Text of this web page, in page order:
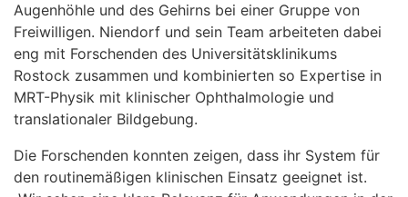
Augenhöhle und des Gehirns bei einer Gruppe von
Freiwilligen. Niendorf und sein Team arbeiteten dabei
eng mit Forschenden des Universitätsklinikums
Rostock zusammen und kombinierten so Expertise in
MRT-Physik mit klinischer Ophthalmologie und
translationaler Bildgebung.
Die Forschenden konnten zeigen, dass ihr System für
den routinemäßigen klinischen Einsatz geeignet ist.